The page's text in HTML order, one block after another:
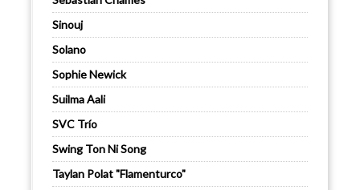
Sinouj
Solano
Sophie Newick
Suilma Aali
SVC Trío
Swing Ton Ni Song
Taylan Polat "Flamenturco"